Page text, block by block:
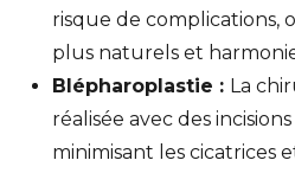
risque de complications,
plus naturels et
Blépharoplastie : La
réalisée avec des
minimisant les cicatrices